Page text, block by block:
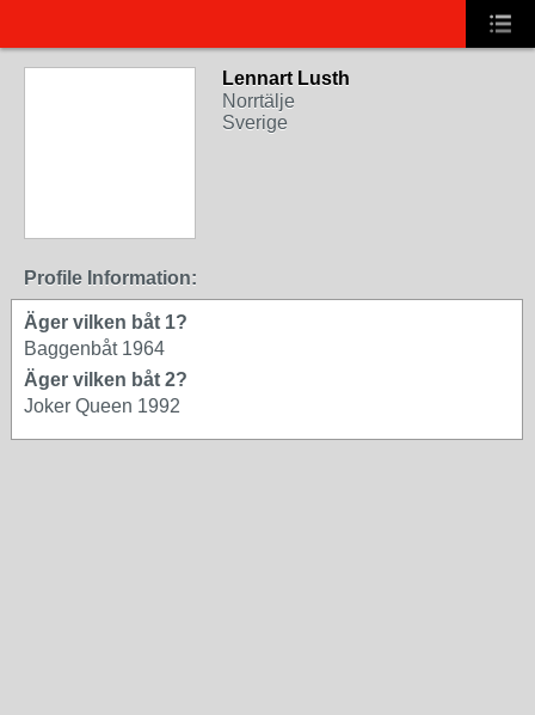
Lennart Lusth
Norrtälje
Sverige
Profile Information:
Äger vilken båt 1?
Baggenbåt 1964
Äger vilken båt 2?
Joker Queen 1992